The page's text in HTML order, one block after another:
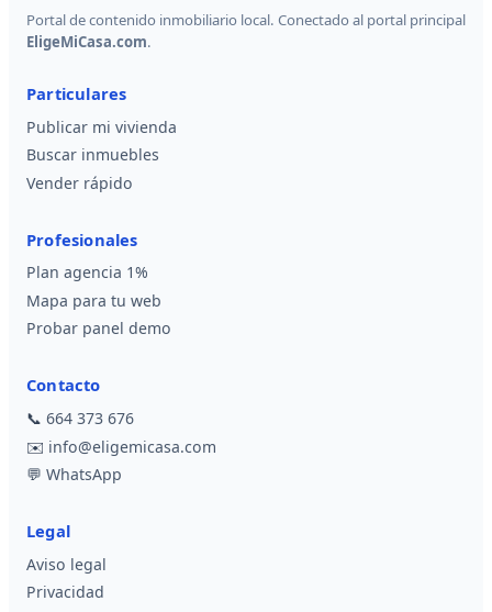
Portal de contenido inmobiliario local. Conectado al portal principal
EligeMiCasa.com.
Particulares
Publicar mi vivienda
Buscar inmuebles
Vender rápido
Profesionales
Plan agencia 1%
Mapa para tu web
Probar panel demo
Contacto
📞 664 373 676
✉️ info@eligemicasa.com
💬 WhatsApp
Legal
Aviso legal
Privacidad